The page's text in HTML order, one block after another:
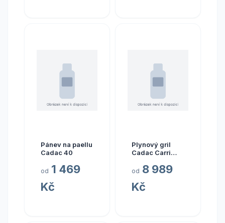
Pánev na paellu
Cadac 40
od 1 469
Kč
Plynový gril
Cadac Carri
BBQ/Grill2Braai
od 8 989
Kč